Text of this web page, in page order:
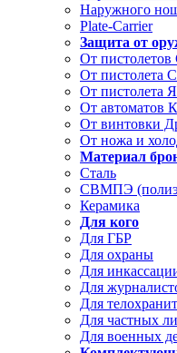
Наружного
Plate-Carrier
Защита от
От
От пистолета
От пистолета
От автоматов
От винтовки
От ножа и
Материал
Сталь
СВМПЭ
Керамика
Для кого
Для ГБР
Для охраны
Для
Для
Для
Для частных
Для военных